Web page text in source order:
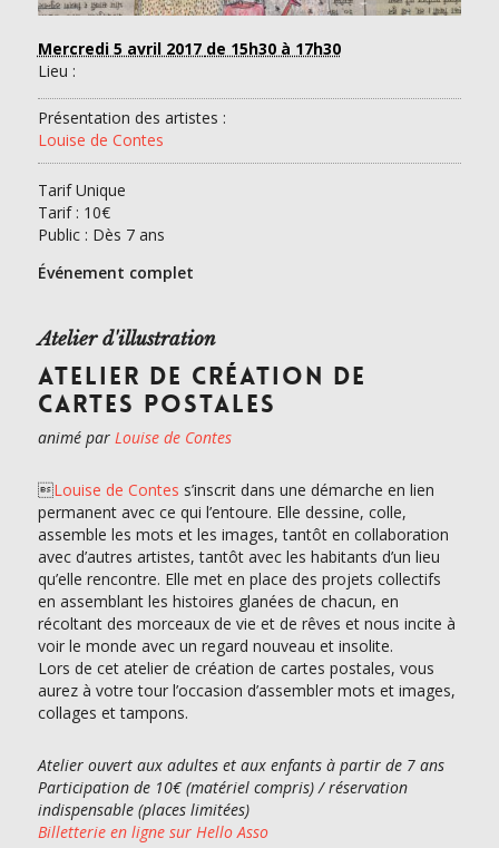
Mercredi 5 avril 2017 de 15h30 à 17h30
Lieu :
Présentation des artistes :
Louise de Contes
Tarif Unique
Tarif : 10€
Public : Dès 7 ans
Événement complet
Atelier d'illustration
ATELIER DE CRÉATION DE
CARTES POSTALES
animé par Louise de Contes
Louise de Contes s’inscrit dans une démarche en lien
permanent avec ce qui l’entoure. Elle dessine, colle,
assemble les mots et les images, tantôt en collaboration
avec d’autres artistes, tantôt avec les habitants d’un lieu
qu’elle rencontre. Elle met en place des projets collectifs
en assemblant les histoires glanées de chacun, en
récoltant des morceaux de vie et de rêves et nous incite à
voir le monde avec un regard nouveau et insolite.
Lors de cet atelier de création de cartes postales, vous
aurez à votre tour l’occasion d’assembler mots et images,
collages et tampons.
Atelier ouvert aux adultes et aux enfants à partir de 7 ans
Participation de 10€ (matériel compris) / réservation
indispensable (places limitées)
Billetterie en ligne sur Hello Asso